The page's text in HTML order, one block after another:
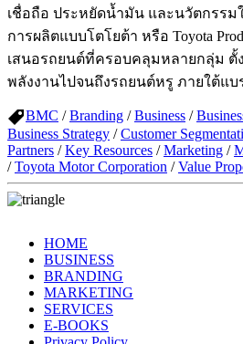
เชื่อถือ ประหยัดน้ำมัน และนวัตกรรม
การผลิตแบบโตโยต้า หรือ Toyota
เสนอรถยนต์ที่ครอบคลุมหลายกลุ่ม ตั้
พลังงานไปจนถึงรถยนต์หรู ภายใต้แบ
BMC /Branding /Business /
Business Strategy /Customer
Partners /Key Resources /Marketing /
/Toyota Motor Corporation /Value
HOME
BUSINESS
BRANDING
MARKETING
SERVICES
E-BOOKS